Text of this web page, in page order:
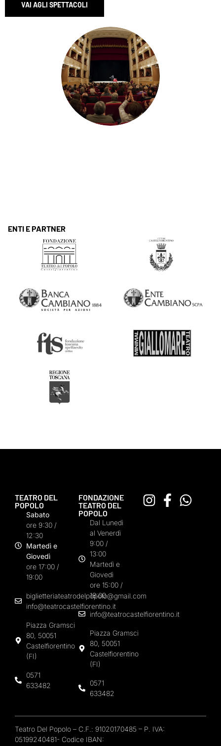
VAI AGLI SPETTACOLI
ENTI E PARTNER
TEATRO DEL
POPOLO
Sabato
ore 9:30 /
12:30
Martedì e
Giovedì
ore 17:00 /
19:00
biglietteriateatrodelpopolo@gmail.com
info@teatrocastelfiorentino.it
Piazza Gramsci
80, 50051
Castelfiorentino
(FI)
0571
633482
FONDAZIONE
TEATRO DEL
POPOLO
Dal Lunedì
al Venerdì
9:00 /
13:00
Martedì e
Giovedì
ore 15:00 /
18:00
info@teatrocastelfiorentino.it
Piazza Gramsci
80, 50051
Castelfiorentino
(FI)
0571
633482
Teatro Del Popolo – C.F.: 91020170485 – P. IVA:
05199240481- Codice IBAN: